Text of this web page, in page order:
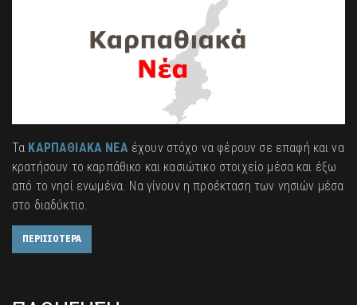
Τα ΚΑΡΠΑΘΙΑΚΑ ΝΕΑ έχουν στόχο να φέρουν σε επαφή και να
κρατήσουν το καρπάθικο και κασιώτικο στοιχείο μέσα και έξω
από το νησί ενωμένα. Να γίνουν η προέκταση των νησιών μέσα
στο διαδύκτιο.
ΠΕΡΙΣΣΟΤΕΡΑ